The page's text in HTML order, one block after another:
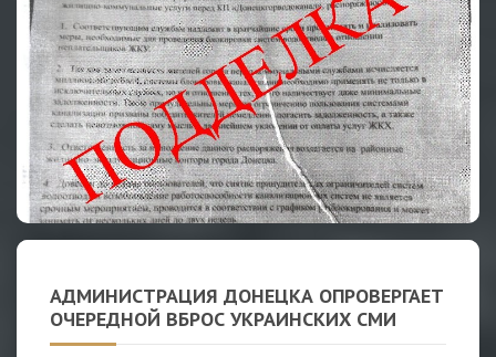
АДМИНИСТРАЦИЯ ДОНЕЦКА ОПРОВЕРГАЕТ
ОЧЕРЕДНОЙ ВБРОС УКРАИНСКИХ СМИ